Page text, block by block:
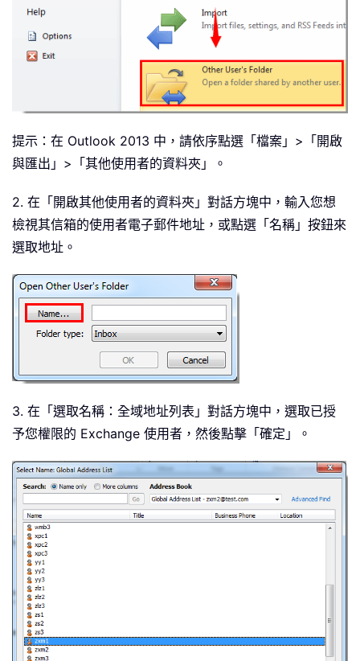
提示：在 Outlook 2013 中，請依序點選「檔案」>「開啟
與匯出」>「其他使用者的資料夾」。
2. 在「開啟其他使用者的資料夾」對話方塊中，輸入您想
檢視其信箱的使用者電子郵件地址，或點選「名稱」按鈕來
選取地址。
3. 在「選取名稱：全域地址列表」對話方塊中，選取已授
予您權限的 Exchange 使用者，然後點擊「確定」。